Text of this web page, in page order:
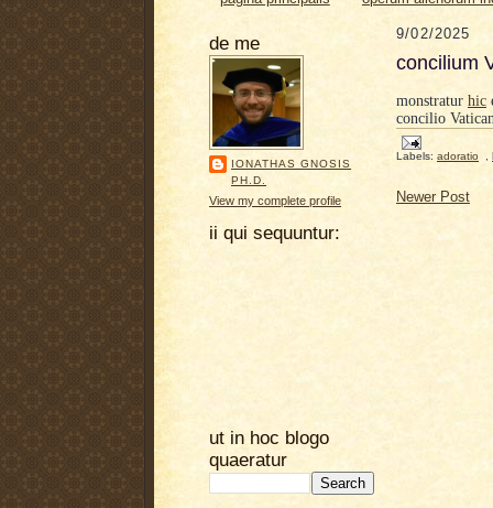
de me
IONATHAS GNOSIS
PH.D.
View my complete profile
ii qui sequuntur:
ut in hoc blogo
quaeratur
9/02/2025
concilium
monstratur hic
concilio
Labels: adoratio
Newer Post